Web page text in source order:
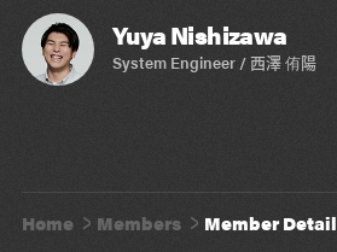
Yuya Nishizawa
System Engineer / 西澤 侑陽
Home Members Member Detail